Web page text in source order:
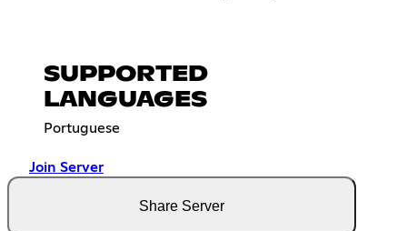
SUPPORTED
LANGUAGES
Portuguese
Join Server
Share Server